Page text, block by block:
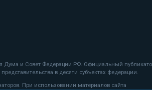
Дума и Совет Федерации РФ. Официальный
в десяти субъектах федерации.
При использовании материалов сайта